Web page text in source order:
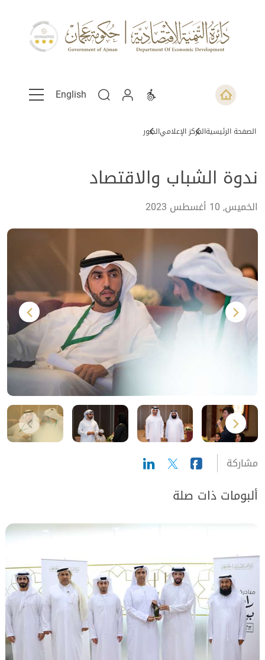
English
الصفحة الرئيسيةالمركز الإعلاميالصور
ندوة الشباب والاقتصاد
الخميس, 10 أغسطس 2023
مشاركة
ألبومات ذات صلة